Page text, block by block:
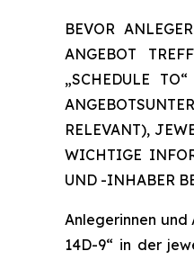
BEVOR
ANGEBOT
„SCHEDULE
RELEVANT),
WICHTIGE
UND -INHABER
Anlegerinnen und
14D-9“ in der